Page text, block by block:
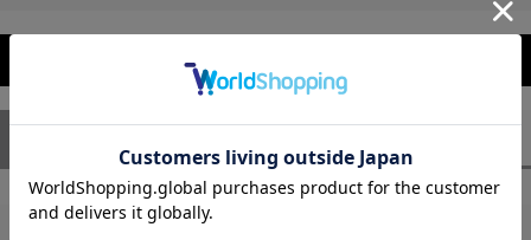
レビューを閉じる